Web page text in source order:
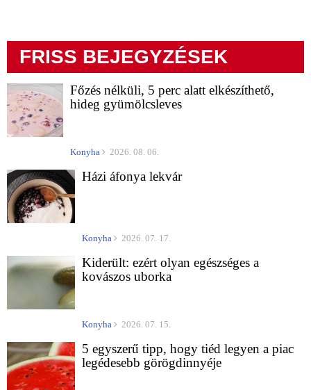
FRISS BEJEGYZÉSEK
Főzés nélküli, 5 perc alatt elkészíthető,
hideg gyümölcsleves
Konyha 2026. 08. 06.
Házi áfonya lekvár
Konyha 2026. 07. 17.
Kiderült: ezért olyan egészséges a
kovászos uborka
Konyha 2026. 07. 15.
5 egyszerű tipp, hogy tiéd legyen a piac
legédesebb görögdinnyéje